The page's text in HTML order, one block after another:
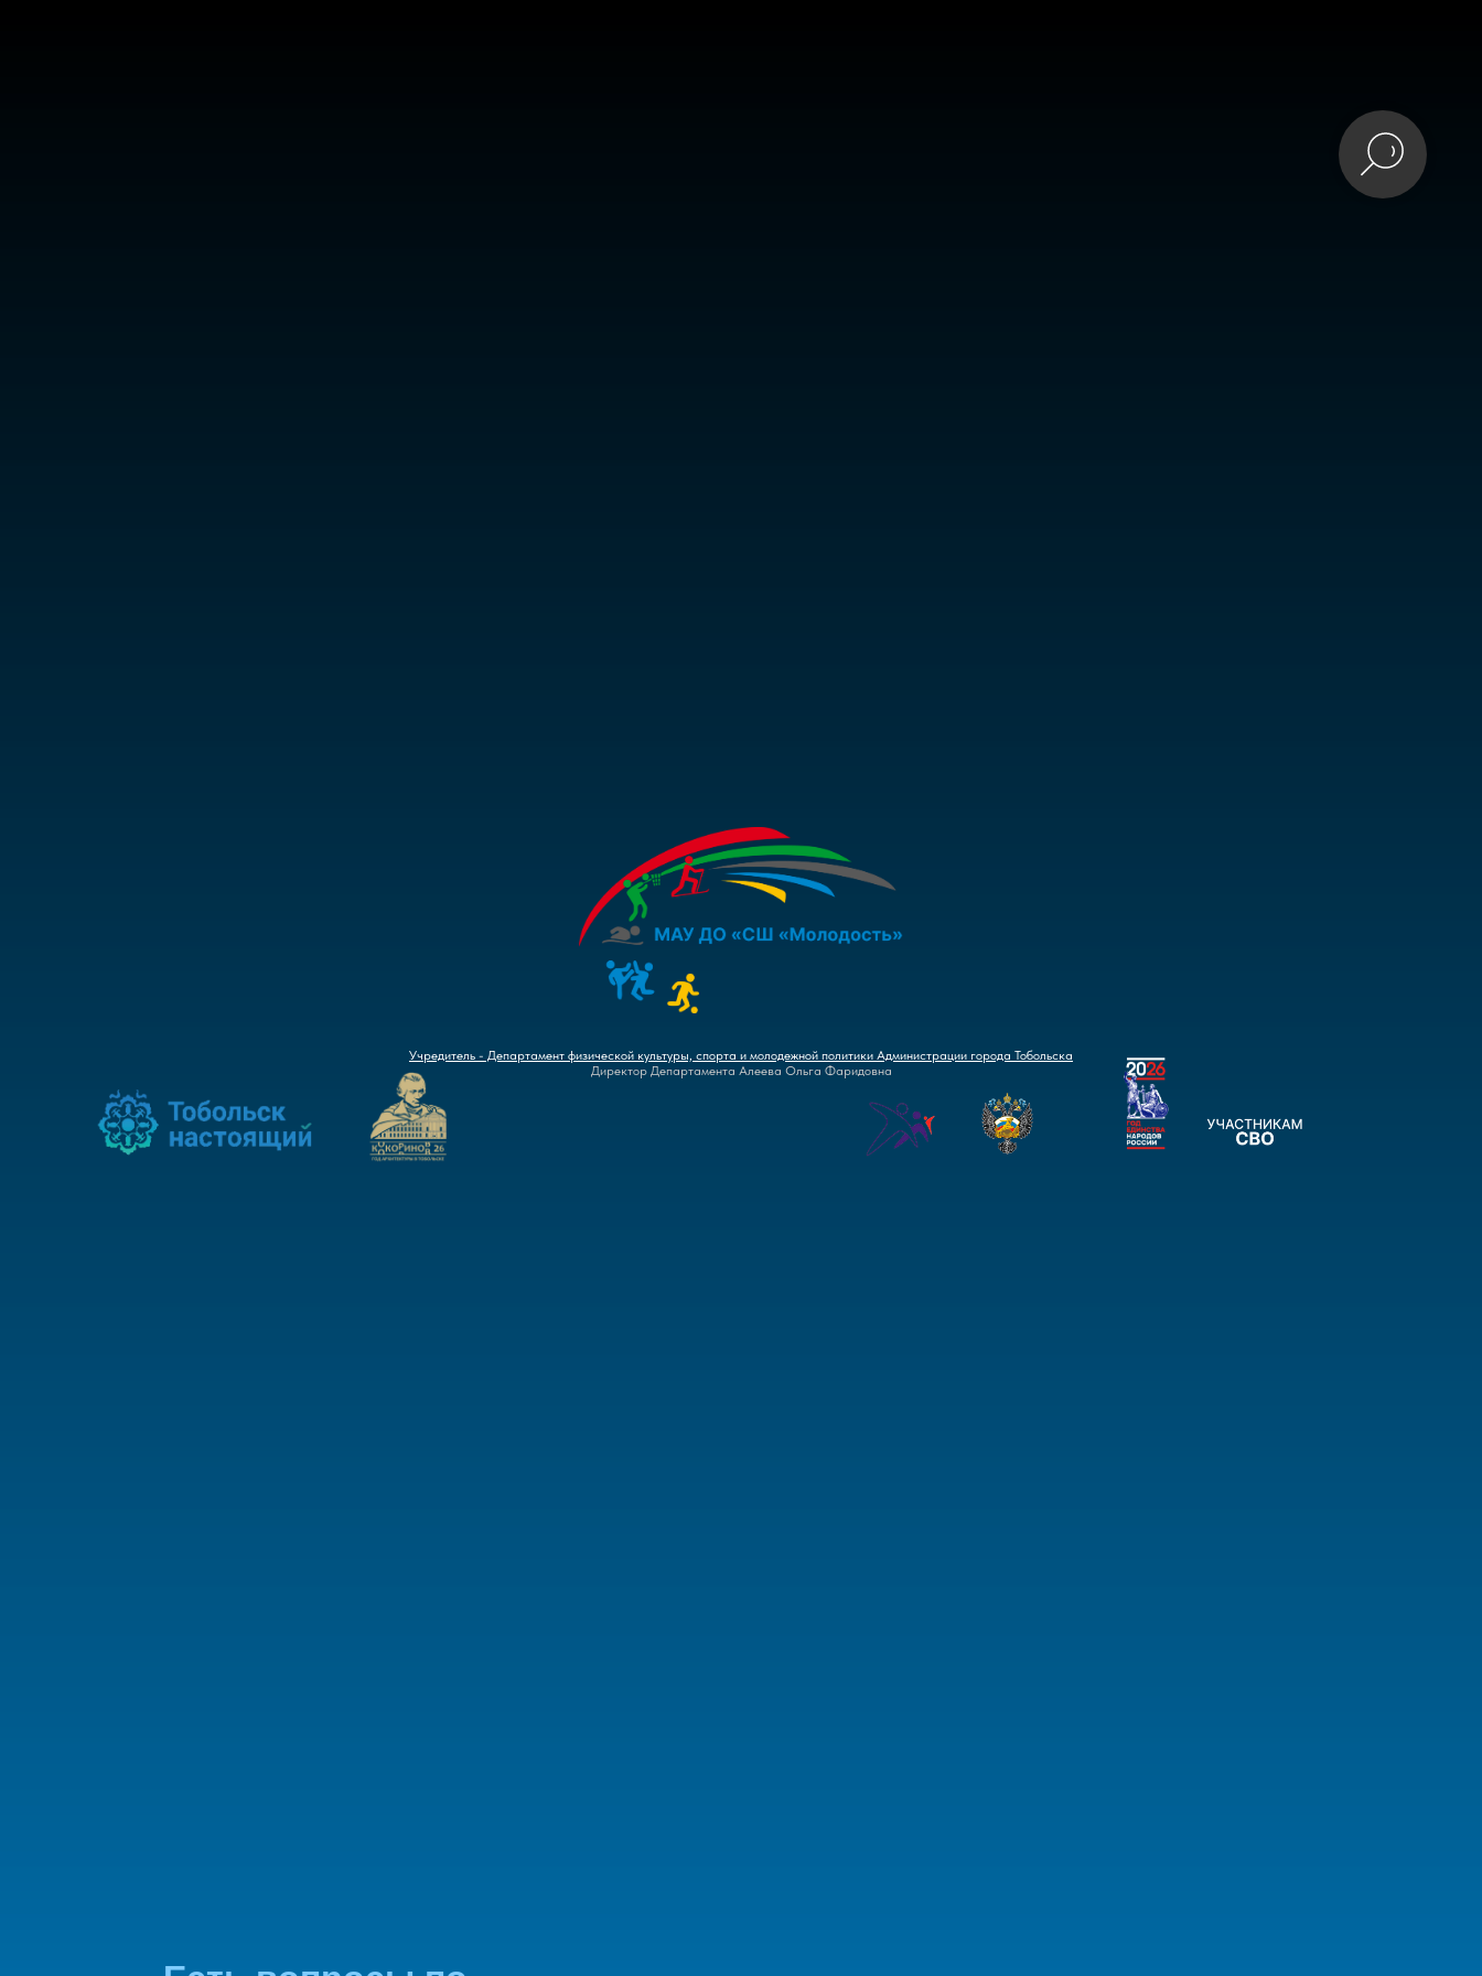
Учредитель - Департамент физической культуры, спорта и молодежной политики Администрации города Тобольска
Директор Департамента Алеева Ольга Фаридовна